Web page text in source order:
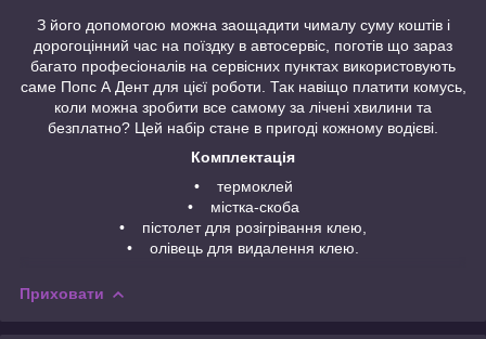
З його допомогою можна заощадити чималу суму коштів і
дорогоцінний час на поїздку в автосервіс, поготів що зараз
багато професіоналів на сервісних пунктах використовують
саме Попс А Дент для цієї роботи. Так навіщо платити комусь,
коли можна зробити все самому за лічені хвилини та
безплатно? Цей набір стане в пригоді кожному водієві.
Комплектація
• термоклей
• містка-скоба
• пістолет для розігрівання клею,
• олівець для видалення клею.
Приховати